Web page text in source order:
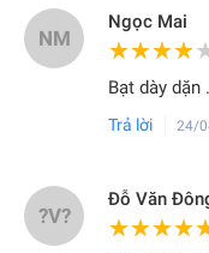
NM
Ngọc Mai
Bạt dày
Trả lời 24/
?V?
Đỗ Văn